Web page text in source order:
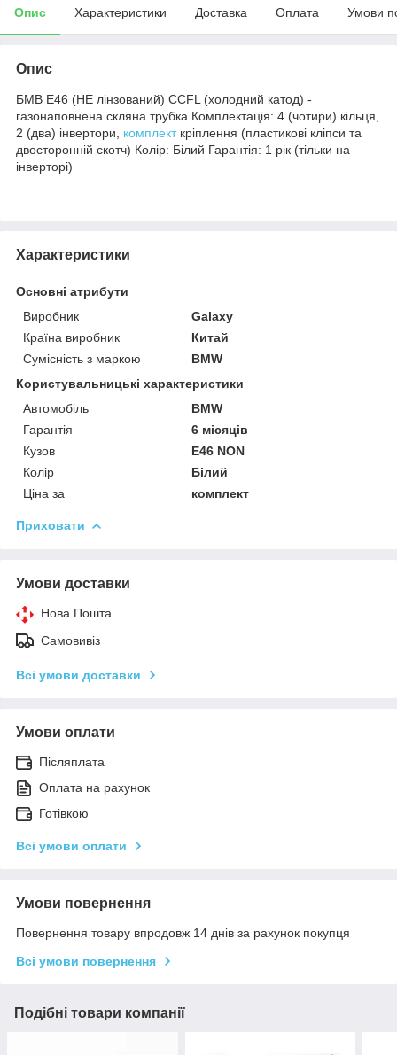
Опис Характеристики Доставка Оплата Умови
Опис
БМВ Е46 (НЕ лінзований) CCFL (холодний катод) -
газонаповнена скляна трубка Комплектація: 4 (чотири) кільця,
2 (два) інвертори, комплекткріплення (пластикові кліпси та
двосторонній скотч) Колір: Білий Гарантія: 1 рік (тільки на
інверторі)
Характеристики
Основні атрибути
Виробник
Galaxy
Країна виробник
Китай
Сумісність з маркою
BMW
Користувальницькі характеристики
Автомобіль
BMW
Гарантія
6 місяців
Кузов
E46 NON
Колір
Білий
Ціна за
комплект
Приховати
Умови доставки
Нова Пошта
Самовивіз
Всі умови доставки
Умови оплати
Післяплата
Оплата на рахунок
Готівкою
Всі умови оплати
Умови повернення
Повернення товару впродовж 14 днів за рахунок покупця
Всі умови повернення
Подібні товари компанії